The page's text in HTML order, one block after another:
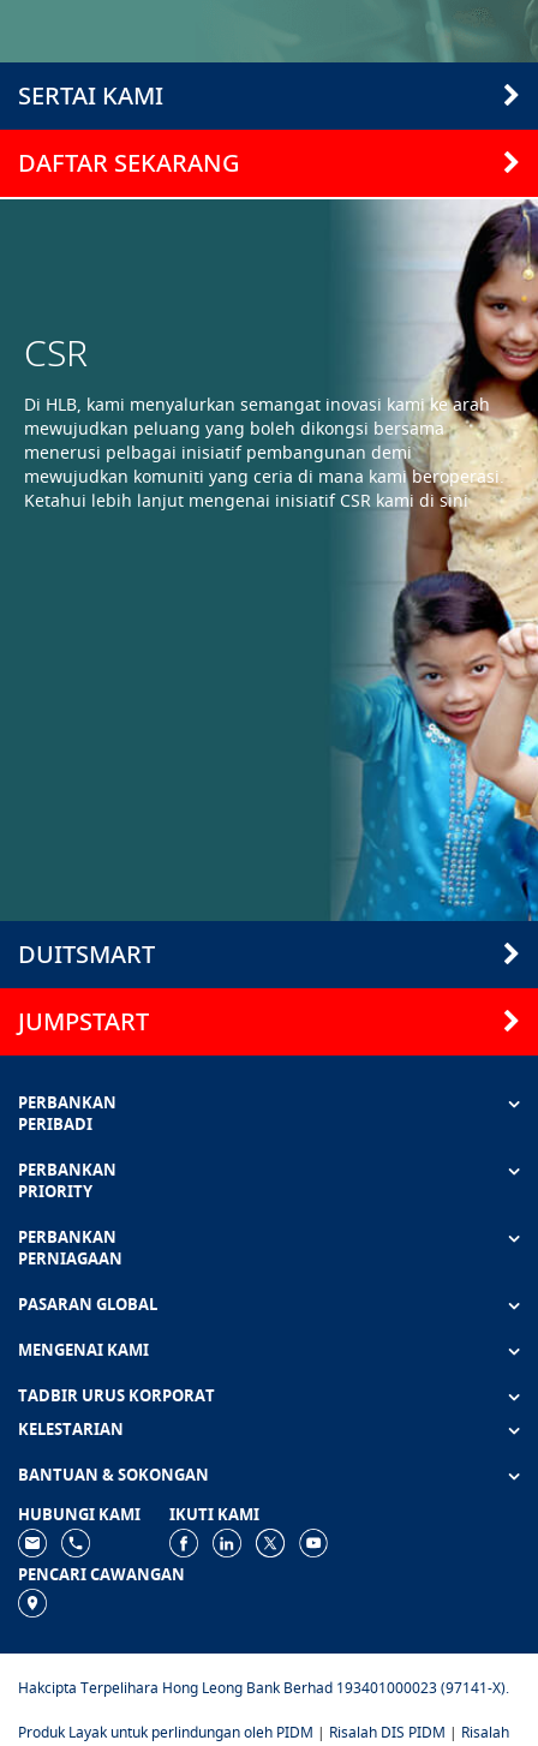
SERTAI KAMI
DAFTAR SEKARANG
CSR
Di HLB, kami menyalurkan semangat inovasi kami ke arah
mewujudkan peluang yang boleh dikongsi bersama
menerusi pelbagai inisiatif pembangunan demi
mewujudkan komuniti yang ceria di mana kami beroperasi.
Ketahui lebih lanjut mengenai inisiatif CSR kami di sini
DUITSMART
JUMPSTART
PERBANKAN
PERIBADI
PERBANKAN
PRIORITY
PERBANKAN
PERNIAGAAN
PASARAN GLOBAL
MENGENAI KAMI
TADBIR URUS KORPORAT
KELESTARIAN
BANTUAN & SOKONGAN
HUBUNGI KAMI
IKUTI KAMI
PENCARI CAWANGAN
Hakcipta Terpelihara Hong Leong Bank Berhad 193401000023 (97141-X).
Produk Layak untuk perlindungan oleh PIDM | Risalah DIS PIDM | Risalah